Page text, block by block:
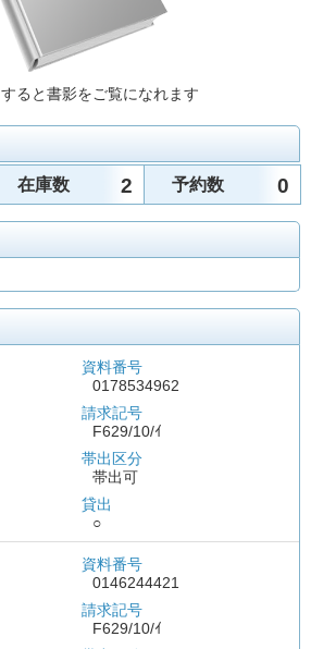
すると書影をご覧になれます
在庫数 2 予約数 0
資料番号
0178534962
請求記号
F629/10/ｲ
帯出区分
帯出可
貸出
○
資料番号
0146244421
請求記号
F629/10/ｲ